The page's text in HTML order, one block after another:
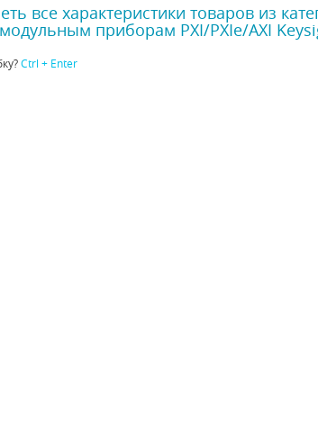
все характеристики товаров из
приборам PXI/PXIe/AXI
Ctrl + Enter